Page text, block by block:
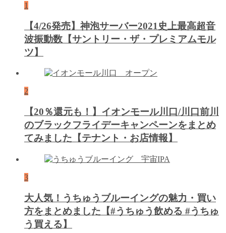
1
【4/26発売】神泡サーバー2021史上最高超音
波振動数【サントリー・ザ・プレミアムモル
ツ】
2
【20％還元も！】イオンモール川口/川口前川
のブラックフライデーキャンペーンをまとめ
てみました【テナント・お店情報】
3
大人気！うちゅうブルーイングの魅力・買い
方をまとめました【#うちゅう飲める #うちゅ
う買える】